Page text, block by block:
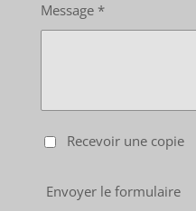
Message *
Recevoir une copie
Envoyer le formulaire